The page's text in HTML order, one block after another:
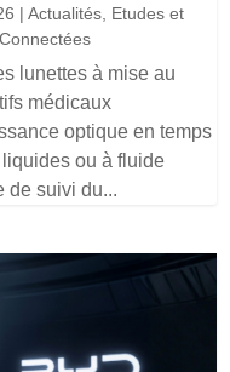
|Actualités Etudes et
lunettes à mise au
médicaux
optique en temps
ou à fluide
de suivi du...